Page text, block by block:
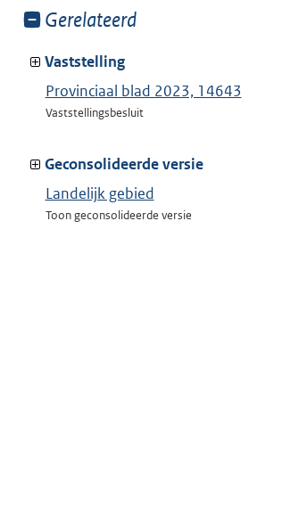
Toon
van:
Gerelateerd
Vaststelling
Provinciaal blad 2023, 14643
Vaststellingsbesluit
Geconsolideerde versie
Landelijk gebied
Toon geconsolideerde versie